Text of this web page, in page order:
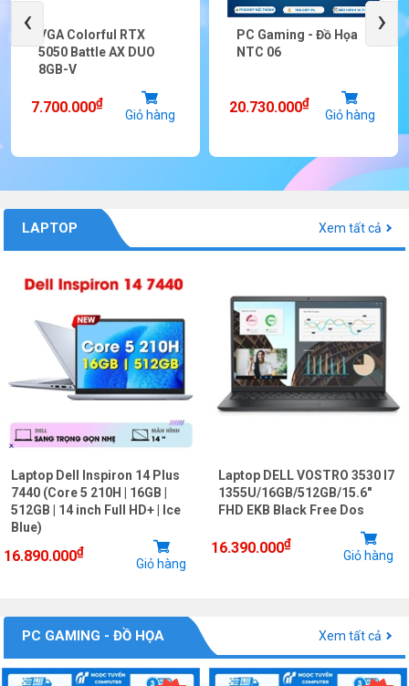
VGA Colorful RTX
5050 Battle AX DUO
8GB-V
7.700.000₫
Giỏ hàng
PC Gaming - Đồ Họa
NTC 06
20.730.000₫
Giỏ hàng
‹ ›
LAPTOP Xem tất cả
Laptop Dell Inspiron 14 Plus
7440 (Core 5 210H | 16GB |
512GB | 14 inch Full HD+ | Ice
Blue)
16.890.000₫
Giỏ hàng
Laptop DELL VOSTRO 3530 I7
1355U/16GB/512GB/15.6"
FHD EKB Black Free Dos
16.390.000₫
Giỏ hàng
PC GAMING - ĐỒ HỌA Xem tất cả